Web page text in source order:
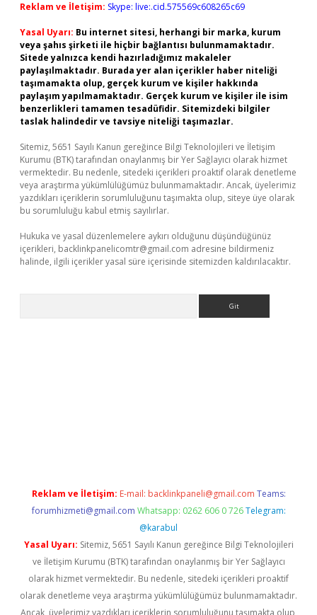
Reklam ve İletişim: Skype: live:.cid.575569c608265c69
Yasal Uyarı: Bu internet sitesi, herhangi bir marka, kurum
veya şahıs şirketi ile hiçbir bağlantısı bulunmamaktadır.
Sitede yalnızca kendi hazırladığımız makaleler
paylaşılmaktadır. Burada yer alan içerikler haber niteliği
taşımamakta olup, gerçek kurum ve kişiler hakkında
paylaşım yapılmamaktadır. Gerçek kurum ve kişiler ile isim
benzerlikleri tamamen tesadüfidir. Sitemizdeki bilgiler
taslak halindedir ve tavsiye niteliği taşımazlar.
Sitemiz, 5651 Sayılı Kanun gereğince Bilgi Teknolojileri ve İletişim
Kurumu (BTK) tarafından onaylanmış bir Yer Sağlayıcı olarak hizmet
vermektedir. Bu nedenle, sitedeki içerikleri proaktif olarak denetleme
veya araştırma yükümlülüğümüz bulunmamaktadır. Ancak, üyelerimiz
yazdıkları içeriklerin sorumluluğunu taşımakta olup, siteye üye olarak
bu sorumluluğu kabul etmiş sayılırlar.
Hukuka ve yasal düzenlemelere aykırı olduğunu düşündüğünüz
içerikleri, backlinkpanelicomtr@gmail.com adresine bildirmeniz
halinde, ilgili içerikler yasal süre içerisinde sitemizden kaldırılacaktır.
Reklam ve İletişim: E-mail: backlinkpaneli@gmail.com Teams:
forumhizmeti@gmail.com Whatsapp: 0262 606 0 726 Telegram:
@karabul
Yasal Uyarı: Sitemiz, 5651 Sayılı Kanun gereğince Bilgi Teknolojileri
ve İletişim Kurumu (BTK) tarafından onaylanmış bir Yer Sağlayıcı
olarak hizmet vermektedir. Bu nedenle, sitedeki içerikleri proaktif
olarak denetleme veya araştırma yükümlülüğümüz bulunmamaktadır.
Ancak, üyelerimiz yazdıkları içeriklerin sorumluluğunu taşımakta olup,